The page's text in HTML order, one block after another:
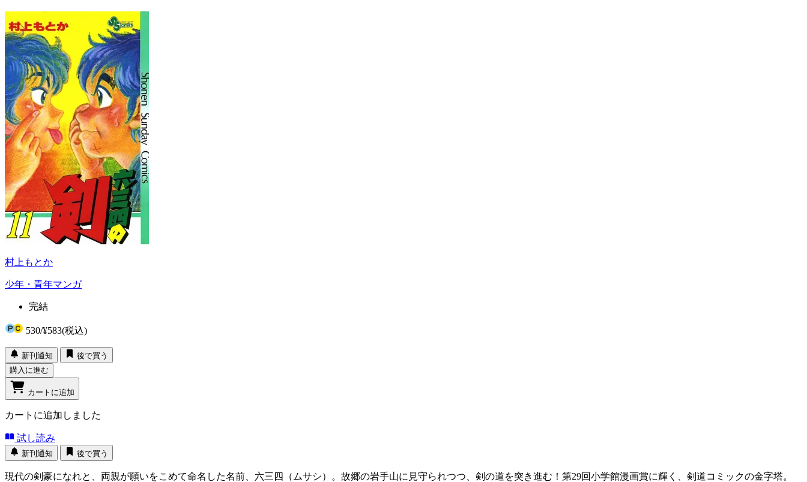
村上もとか
少年・青年マンガ
完結
530/¥583(税込)
新刊通知
後で買う
購入に進む
カートに追加
カートに追加しました
試し読み
新刊通知 後で買う
現代の剣豪になれと、両親が願いをこめて命名した名前、六三四（ムサシ）。故郷の岩手山に見守られつつ、剣の道を突き進む！第29回小学館漫画賞に輝く、剣道コミックの金字塔。